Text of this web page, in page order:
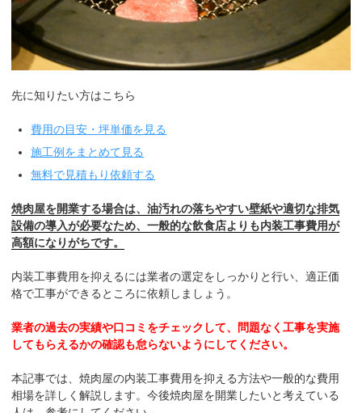
先に知りたい方はこちら
費用の目安・坪単価を見る
施工例をまとめて見る
無料で見積もり依頼する
焼肉屋を開業する場合は、油汚れの落ちやすい壁紙や適切な排気
設備の導入が必要なため、一般的な飲食店よりも内装工事費用が
高額になりがちです。
内装工事費用を抑えるには業者の選定をしっかりと行い、適正価
格で工事ができるところに依頼しましょう。
業者の過去の実績や口コミをチェックして、問題なく工事を実施
してもらえるかの確認も怠らないようにしてください。
本記事では、焼肉屋の内装工事費用を抑える方法や一般的な費用
相場を詳しく解説します。今後焼肉屋を開業したいと考えている